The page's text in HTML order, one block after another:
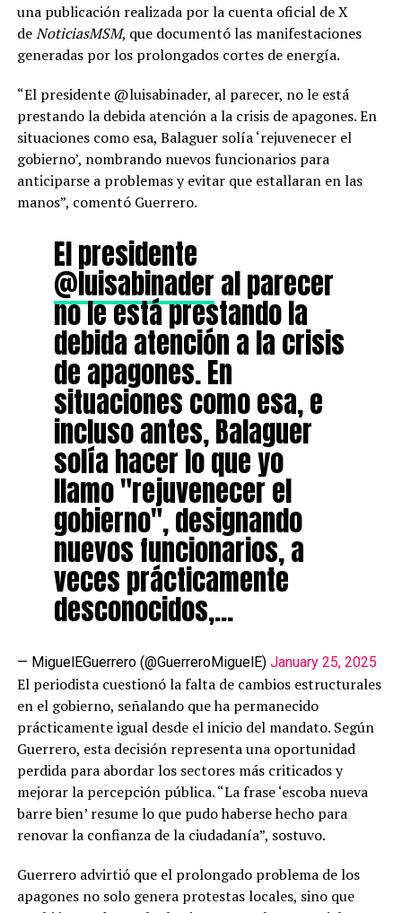
una publicación realizada por la cuenta oficial de X
deNoticiasMSM, que documentó las manifestaciones
generadas por los prolongados cortes de energía.
“El presidente @luisabinader, al parecer, no le está
prestando la debida atención a la crisis de apagones. En
situaciones como esa, Balaguer solía ‘rejuvenecer el
gobierno’, nombrando nuevos funcionarios para
anticiparse a problemas y evitar que estallaran en las
manos”, comentó Guerrero.
El presidente
@luisabinaderal parecer
no le está prestando la
debida atención a la crisis
de apagones. En
situaciones como esa, e
incluso antes, Balaguer
solía hacer lo que yo
llamo "rejuvenecer el
gobierno", designando
nuevos funcionarios, a
veces prácticamente
desconocidos,…
— MiguelEGuerrero (@GuerreroMiguelE) January 25, 2025
El periodista cuestionó la falta de cambios estructurales
en el gobierno, señalando que ha permanecido
prácticamente igual desde el inicio del mandato. Según
Guerrero, esta decisión representa una oportunidad
perdida para abordar los sectores más criticados y
mejorar la percepción pública. “La frase ‘escoba nueva
barre bien’ resume lo que pudo haberse hecho para
renovar la confianza de la ciudadanía”, sostuvo.
Guerrero advirtió que el prolongado problema de los
apagones no solo genera protestas locales, sino que